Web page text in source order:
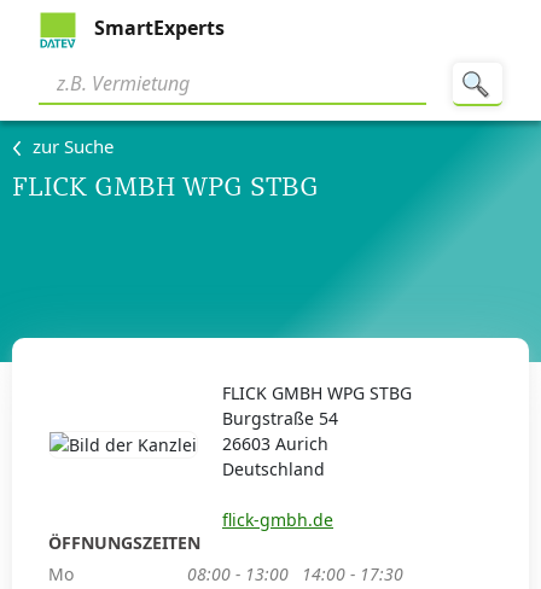
SmartExperts
zur Suche
FLICK GMBH WPG STBG
FLICK GMBH WPG STBG
Burgstraße 54
26603 Aurich
Deutschland
flick-gmbh.de
ÖFFNUNGSZEITEN
Mo
08:00 - 13:00
14:00 - 17:30